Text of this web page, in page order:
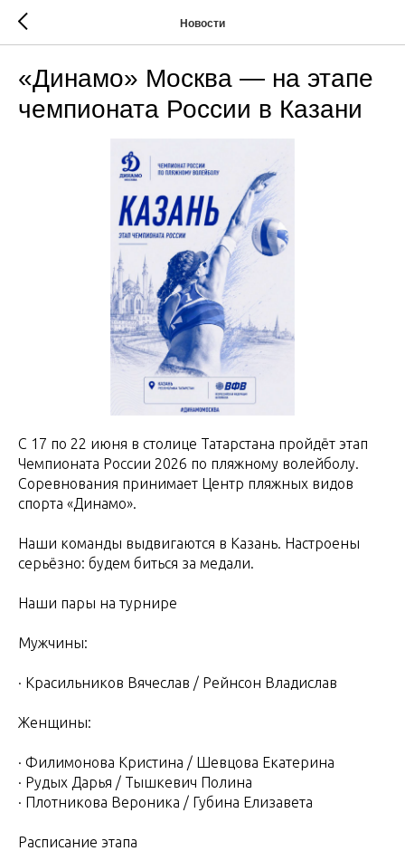
Новости
«Динамо» Москва — на этапе
чемпионата России в Казани
С 17 по 22 июня в столице Татарстана пройдёт этап
Чемпионата России 2026 по пляжному волейболу.
Соревнования принимает Центр пляжных видов
спорта «Динамо».
Наши команды выдвигаются в Казань. Настроены
серьёзно: будем биться за медали.
Наши пары на турнире
Мужчины:
· Красильников Вячеслав / Рейнсон Владислав
Женщины:
· Филимонова Кристина / Шевцова Екатерина
· Рудых Дарья / Тышкевич Полина
· Плотникова Вероника / Губина Елизавета
Расписание этапа